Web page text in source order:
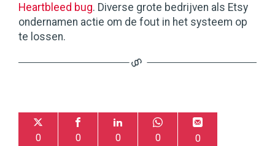
Heartbleed bug. Diverse grote bedrijven als Etsy
ondernamen actie om de fout in het systeem op
te lossen.
0 0 0 0 0